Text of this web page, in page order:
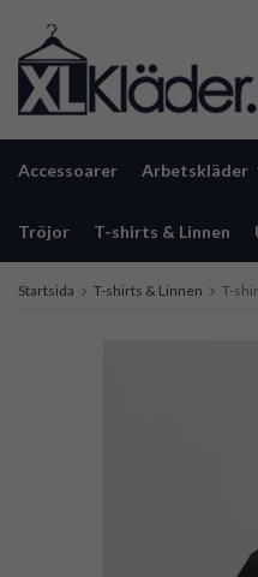
Accessoarer Arbetskläder
Tröjor T-shirts & Linnen
Startsida T-shirts & Linnen T-